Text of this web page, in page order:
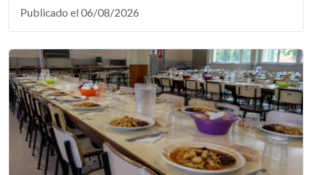
Publicado el 06/08/2026